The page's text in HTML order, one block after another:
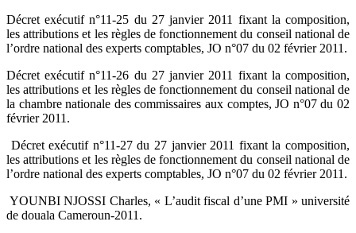
Décret exécutif n°11-25 du 27 janvier 2011 fixant la composition,
les attributions et les règles de ‎fonctionnement du conseil national de
l’ordre national des experts comptables, JO n°07 du 02 ‎février 2011.‎
Décret exécutif n°11-26 du 27 janvier 2011 fixant la composition,
les attributions et les règles de ‎fonctionnement du conseil national de
la chambre nationale des commissaires aux comptes, JO n°07 ‎du 02
février 2011.‎
‎ Décret exécutif n°11-27 du 27 janvier 2011 fixant la composition,
les attributions et les règles de ‎fonctionnement du conseil national de
l’ordre national des experts comptables, JO n°07 du 02 ‎février 2011.‎
‎ YOUNBI NJOSSI Charles, « L’audit fiscal d’une PMI » université
de douala Cameroun-2011.‎